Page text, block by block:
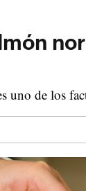
de los